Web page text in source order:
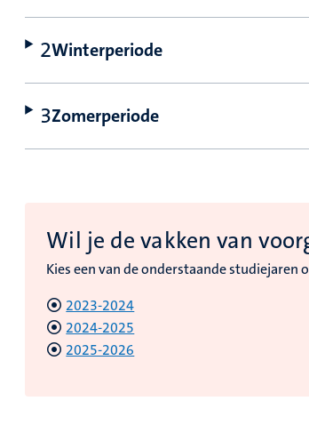
Winterperiode
Zomerperiode
Wil je de vakken van
Kies een van de onderstaande studiejaren
2023-2024
2024-2025
2025-2026